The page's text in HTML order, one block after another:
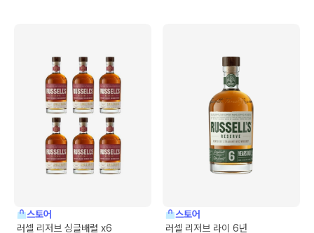
스토어
러셀 리저브 싱글배럴 x6
스토어
러셀 리저브 라이 6년